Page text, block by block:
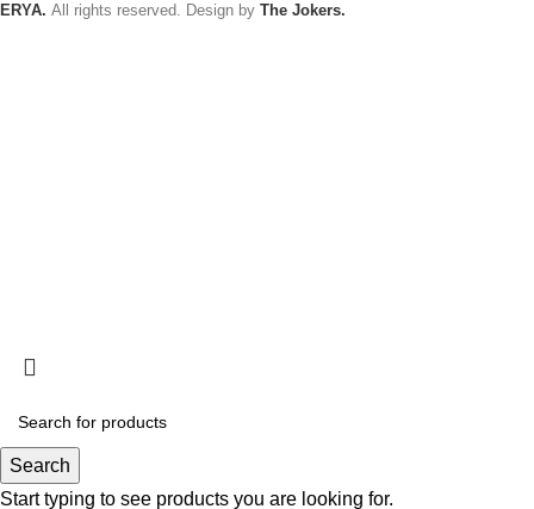
ERYA. All rights reserved. Design by The Jokers.
Search
Start typing to see products you are looking for.